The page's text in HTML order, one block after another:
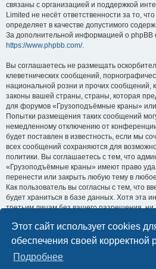
Этот сайт использует cookies
обеспечения своей корректной
Подробнее
связаны с организацией и поддержкой
Limited не несёт ответственности за то,
определяет в качестве допустимого
За дополнительной информацией о phpBB
https://www.phpbb.com/.
Вы соглашаетесь не размещать
клеветнических сообщений,
национальной розни и прочих сообщений,
законы вашей страны, страны, которая
для форумов «Грузоподъёмные краны»
Попытки размещения таких сообщений
немедленному отключению от
будет поставлен в известность, если мы
всех сообщений сохраняются для
политики. Вы соглашаетесь с тем, что
«Грузоподъёмные краны» имеют право
перенести или закрыть любую тему в
Как пользователь вы согласны с тем, что
будет храниться в базе данных. Хотя эта
третьим лицам без вашего разрешения,
«Грузоподъёмные краны», ни phpBB
за действия хакеров, которые могут
доступу к ней.